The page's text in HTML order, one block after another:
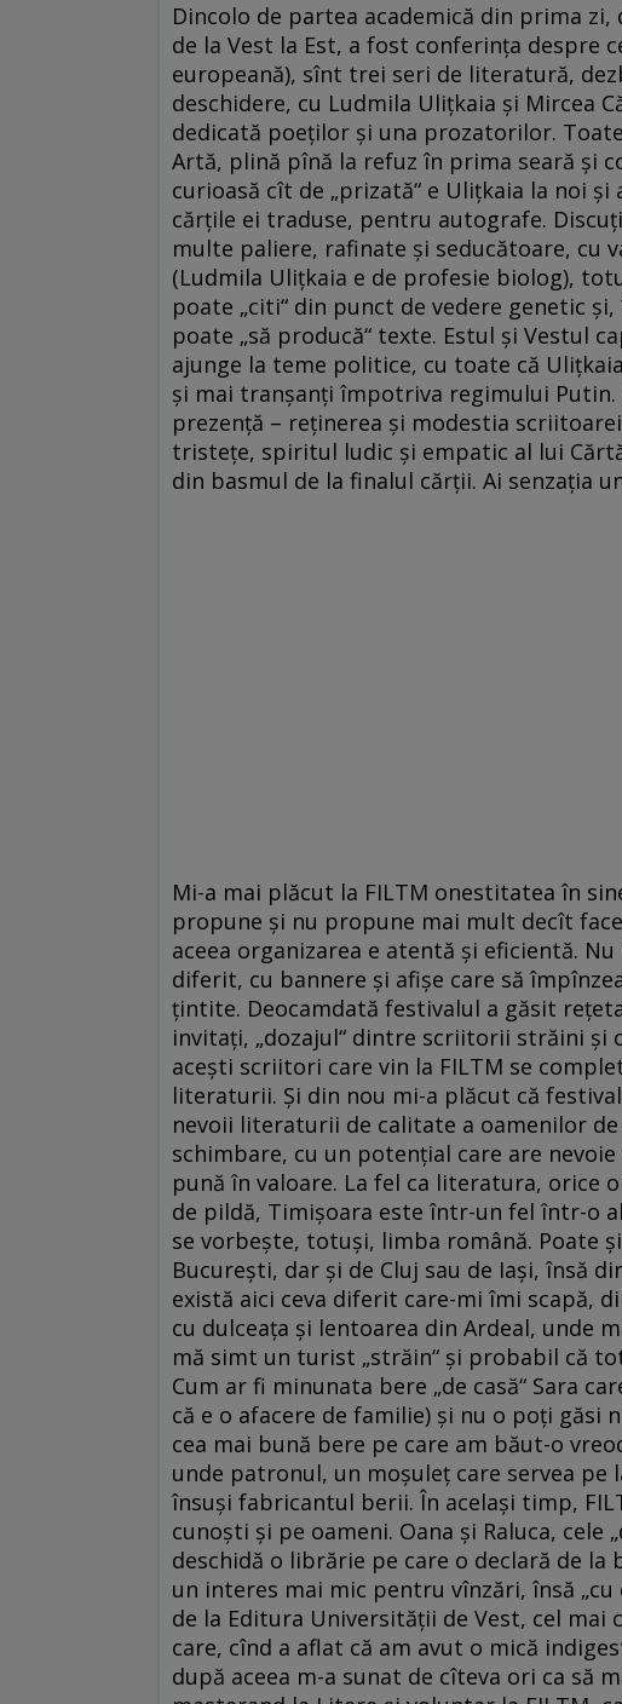
Dincolo de partea academică din prima
de la Vest la Est, a fost conferința despre
europeană), sînt trei seri de literatură,
deschidere, cu Ludmila Ulițkaia și Mircea
dedicată poeților și una prozatorilor.
Artă, plină pînă la refuz în prima seară și
curioasă cît de „prizată“ e Ulițkaia la noi
cărțile ei traduse, pentru autografe.
multe paliere, rafinate și seducătoare, cu
(Ludmila Ulițkaia e de profesie biolog),
poate „citi“ din punct de vedere genetic
poate „să producă“ texte. Estul și Vestul
ajunge la teme politice, cu toate că
și mai tranșanți împotriva regimului
prezență – reținerea și modestia
tristețe, spiritul ludic și empatic al lui
din basmul de la finalul cărții. Ai senzația
Mi-a mai plăcut la FILTM onestitatea în
propune și nu propune mai mult decît
aceea organizarea e atentă și eficientă.
diferit, cu bannere și afișe care să
țintite. Deocamdată festivalul a găsit
invitați, „dozajul“ dintre scriitorii străini
acești scriitori care vin la FILTM se
literaturii. Și din nou mi-a plăcut că
nevoii literaturii de calitate a oamenilor
schimbare, cu un potențial care are
pună în valoare. La fel ca literatura, orice
de pildă, Timișoara este în­tr-un fel într-o
se vorbește, totuși, limba română. Poate
București, dar și de Cluj sau de Iași, însă
există aici ceva diferit care-mi îmi scapă,
cu dulceața și lentoarea din Ardeal, unde
mă simt un turist „străin“ și probabil că
Cum ar fi minunata bere „de casă“ Sara
că e o afacere de familie) și nu o poți găsi
cea mai bună bere pe care am băut-o
unde patronul, un moșuleț care servea pe
însuși fabricantul berii. În același timp,
cunoști și pe oameni. Oana și Raluca, cele
deschidă o librărie pe care o declară de
un interes mai mic pentru vînzări, însă
de la Editura Universității de Vest, cel
care, cînd a aflat că am avut o mică
după aceea m-a sunat de cîteva ori ca să